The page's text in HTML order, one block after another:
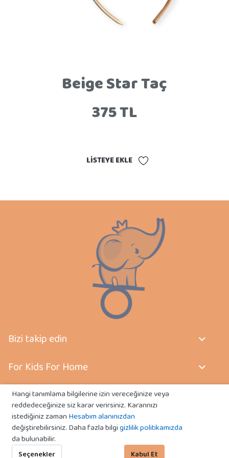
Beige Star Taç
375 TL
LISTEYE EKLE
Bizi takip edin
For Kids For Home
Sözleşmeler
İletişim
Hangi tanımlama bilgilerine izin vereceğinize veya
reddedeceğinize siz karar verirsiniz. Kararınızı
istediğiniz zamanHesabım alanınızdan
değiştirebilirsiniz. Daha fazla bilgigizlilik politikamızda
da bulunabilir.
Seçenekler Kabul Et